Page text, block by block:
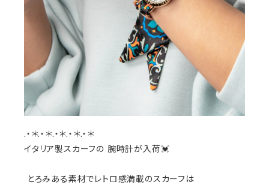
.・＊.・＊.・＊.・＊.・＊
イタリア製スカーフの 腕時計が入荷💓
とろみある素材でレトロ感満載のスカーフは